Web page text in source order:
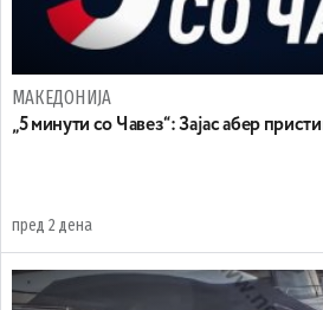
МАКЕДОНИЈА
„5 минути со Чавез“: Зајас абер
пред 2 дена